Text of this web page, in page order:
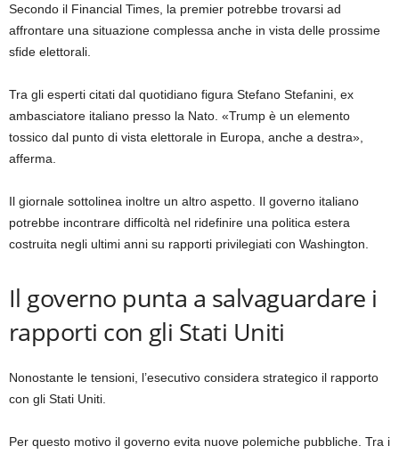
Secondo il Financial Times, la premier potrebbe trovarsi ad
affrontare una situazione complessa anche in vista delle prossime
sfide elettorali.
Tra gli esperti citati dal quotidiano figura Stefano Stefanini, ex
ambasciatore italiano presso la Nato. «Trump è un elemento
tossico dal punto di vista elettorale in Europa, anche a destra»,
afferma.
Il giornale sottolinea inoltre un altro aspetto. Il governo italiano
potrebbe incontrare difficoltà nel ridefinire una politica estera
costruita negli ultimi anni su rapporti privilegiati con Washington.
Il governo punta a salvaguardare i
rapporti con gli Stati Uniti
Nonostante le tensioni, l’esecutivo considera strategico il rapporto
con gli Stati Uniti.
Per questo motivo il governo evita nuove polemiche pubbliche. Tra i